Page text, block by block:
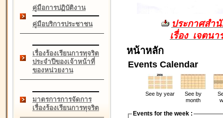
คู่มือการปฏิบัติงาน
คู่มือบริการประชาชน
เรื่องร้องเรียนการทุจริต
ประจำปีของเจ้าหน้าที่
ของหน่วยงาน
มาตรการการจัดการ
เรื่องร้องเรียนการทุจริต
ประกาศสำ
เรื่อง เจตน
หน้าหลัก
Events Calendar
See by year
See by
month
Events for the week :